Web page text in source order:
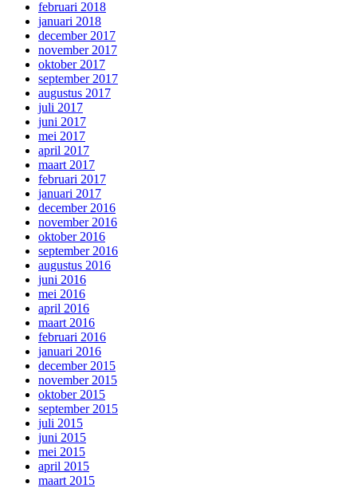
februari 2018
januari 2018
december 2017
november 2017
oktober 2017
september 2017
augustus 2017
juli 2017
juni 2017
mei 2017
april 2017
maart 2017
februari 2017
januari 2017
december 2016
november 2016
oktober 2016
september 2016
augustus 2016
juni 2016
mei 2016
april 2016
maart 2016
februari 2016
januari 2016
december 2015
november 2015
oktober 2015
september 2015
juli 2015
juni 2015
mei 2015
april 2015
maart 2015